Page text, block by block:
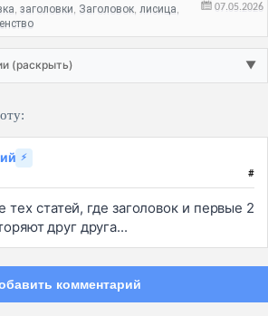
07.05.2026
, заголовки, Заголовок, лисица,
(раскрыть) ▼
⚡
#
тех статей, где заголовок и первые 2
друг друга...
комментарий